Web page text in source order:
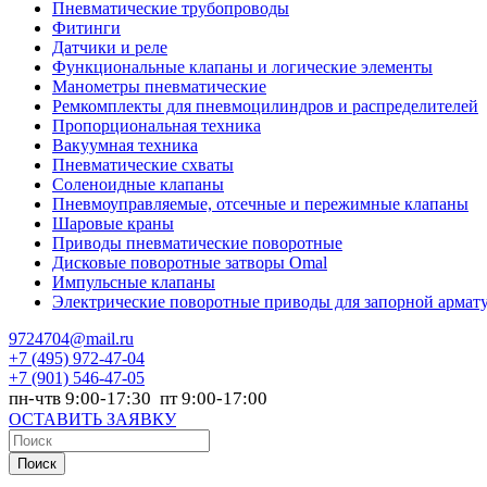
Пневматические трубопроводы
Фитинги
Датчики и реле
Функциональные клапаны и логические элементы
Манометры пневматические
Ремкомплекты для пневмоцилиндров и распределителей
Пропорциональная техника
Вакуумная техника
Пневматические схваты
Соленоидные клапаны
Пневмоуправляемые, отсечные и пережимные клапаны
Шаровые краны
Приводы пневматические поворотные
Дисковые поворотные затворы Omal
Импульсные клапаны
Электрические поворотные приводы для запорной
9724704@mail.ru
+7 (495) 972-47-04
+7 (901) 546-47-05
пн-чтв 9:00-17:30 пт 9:00-17:00
ОСТАВИТЬ ЗАЯВКУ
Поиск